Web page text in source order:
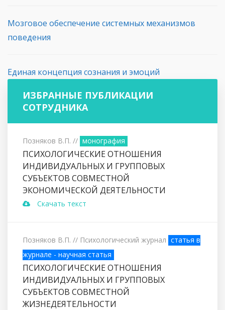
Мозговое обеспечение системных механизмов
поведения
Единая концепция сознания и эмоций
ИЗБРАННЫЕ ПУБЛИКАЦИИ
СОТРУДНИКА
Позняков В.П. // монография
ПСИХОЛОГИЧЕСКИЕ ОТНОШЕНИЯ
ИНДИВИДУАЛЬНЫХ И ГРУППОВЫХ
СУБЪЕКТОВ СОВМЕСТНОЙ
ЭКОНОМИЧЕСКОЙ ДЕЯТЕЛЬНОСТИ
Скачать текст
Позняков В.П. // Психологический журнал статья в
журнале - научная статья
ПСИХОЛОГИЧЕСКИЕ ОТНОШЕНИЯ
ИНДИВИДУАЛЬНЫХ И ГРУППОВЫХ
СУБЪЕКТОВ СОВМЕСТНОЙ
ЖИЗНЕДЕЯТЕЛЬНОСТИ